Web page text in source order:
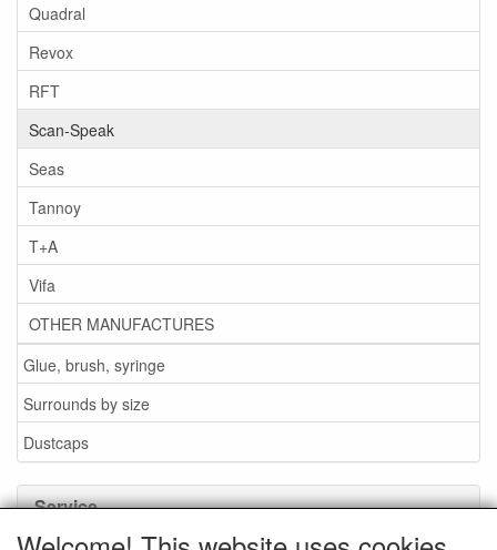
Quadral
Revox
RFT
Scan-Speak
Seas
Tannoy
T+A
Vifa
OTHER MANUFACTURES
Glue, brush, syringe
Surrounds by size
Dustcaps
Service